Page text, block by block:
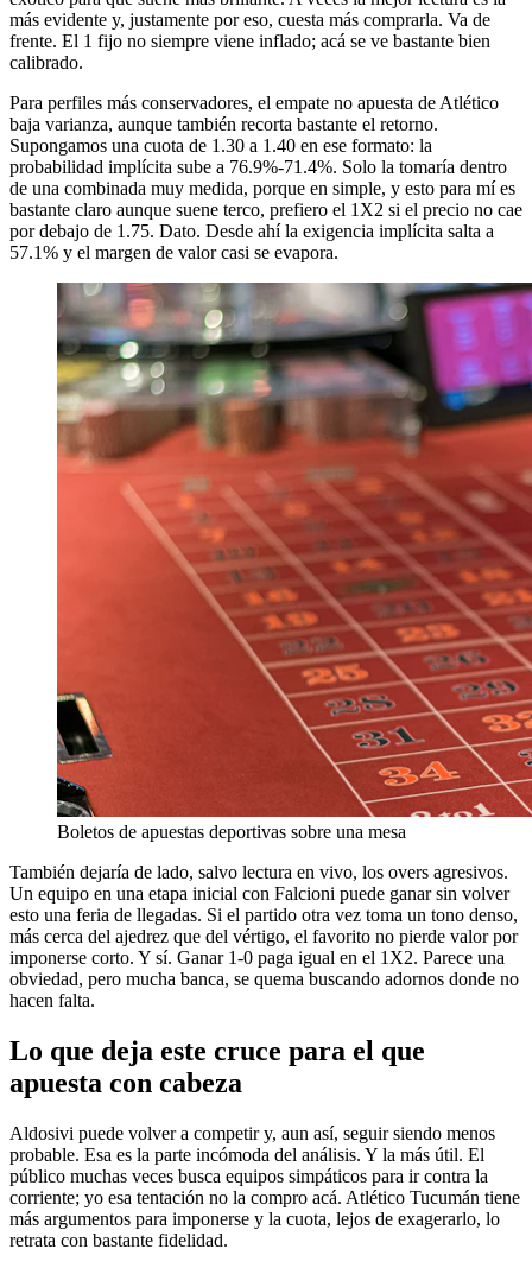
más evidente y, justamente por eso, cuesta más comprarla. Va de
frente. El 1 fijo no siempre viene inflado; acá se ve bastante bien
calibrado.
Para perfiles más conservadores, el empate no apuesta de Atlético
baja varianza, aunque también recorta bastante el retorno.
Supongamos una cuota de 1.30 a 1.40 en ese formato: la
probabilidad implícita sube a 76.9%-71.4%. Solo la tomaría dentro
de una combinada muy medida, porque en simple, y esto para mí es
bastante claro aunque suene terco, prefiero el 1X2 si el precio no cae
por debajo de 1.75. Dato. Desde ahí la exigencia implícita salta a
57.1% y el margen de valor casi se evapora.
Boletos de apuestas deportivas sobre una mesa
También dejaría de lado, salvo lectura en vivo, los overs agresivos.
Un equipo en una etapa inicial con Falcioni puede ganar sin volver
esto una feria de llegadas. Si el partido otra vez toma un tono denso,
más cerca del ajedrez que del vértigo, el favorito no pierde valor por
imponerse corto. Y sí. Ganar 1-0 paga igual en el 1X2. Parece una
obviedad, pero mucha banca, se quema buscando adornos donde no
hacen falta.
Lo que deja este cruce para el que
apuesta con cabeza
Aldosivi puede volver a competir y, aun así, seguir siendo menos
probable. Esa es la parte incómoda del análisis. Y la más útil. El
público muchas veces busca equipos simpáticos para ir contra la
corriente; yo esa tentación no la compro acá. Atlético Tucumán tiene
más argumentos para imponerse y la cuota, lejos de exagerarlo, lo
retrata con bastante fidelidad.